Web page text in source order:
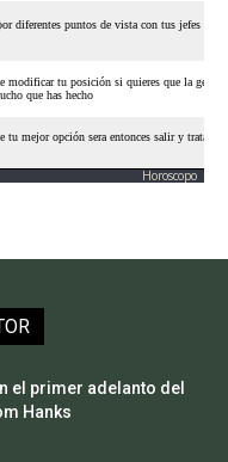
Horoscopo
el primer adelanto del
Hanks